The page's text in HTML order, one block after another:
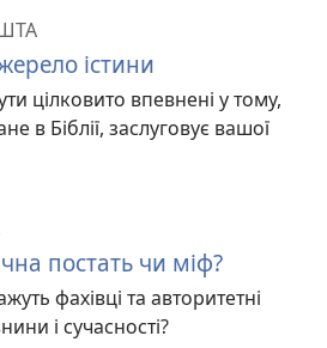
істини
цілковито впевнені у тому,
в Біблії, заслуговує вашої
постать чи міф?
фахівці та авторитетні
і сучасності?